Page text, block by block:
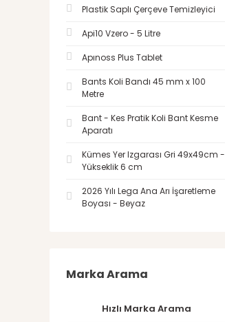
Plastik Saplı Çerçeve Temizleyici
Api10 Vzero - 5 Litre
Apınoss Plus Tablet
Bants Koli Bandı 45 mm x 100
Metre
Bant - Kes Pratik Koli Bant Kesme
Aparatı
Kümes Yer Izgarası Gri 49x49cm -
Yükseklik 6 cm
2026 Yılı Lega Ana Arı İşaretleme
Boyası - Beyaz
Marka Arama
Hızlı Marka Arama